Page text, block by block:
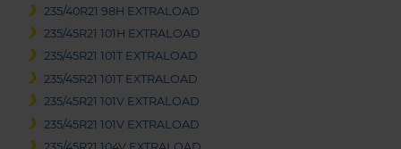
235/40R21 98H EXTRALOAD
235/45R21 101H EXTRALOAD
235/45R21 101T EXTRALOAD
235/45R21 101T EXTRALOAD
235/45R21 101V EXTRALOAD
235/45R21 101V EXTRALOAD